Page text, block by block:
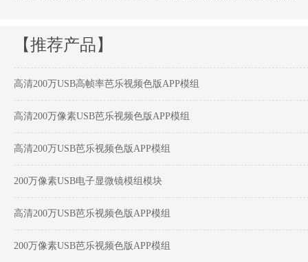
【推荐产品】
高清200万USB高帧率芭乐视频色版APP模组
高清200万像素USB芭乐视频色版APP模组
高清200万USB芭乐视频色版APP模组
200万像素USB电子显微镜模组模块
高清200万USB芭乐视频色版APP模组
200万像素USB芭乐视频色版APP模组